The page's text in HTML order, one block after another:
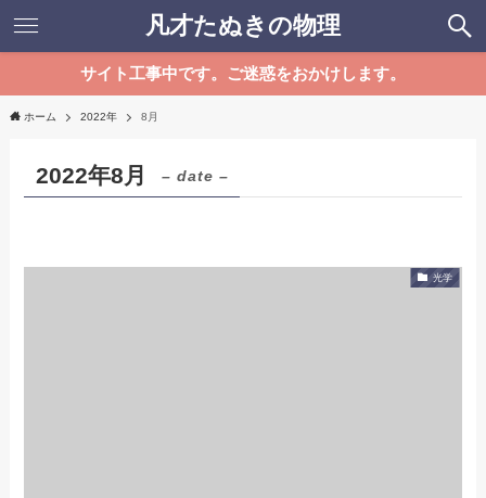
凡才たぬきの物理
サイト工事中です。ご迷惑をおかけします。
ホーム 2022年 8月
2022年8月 – date –
光学